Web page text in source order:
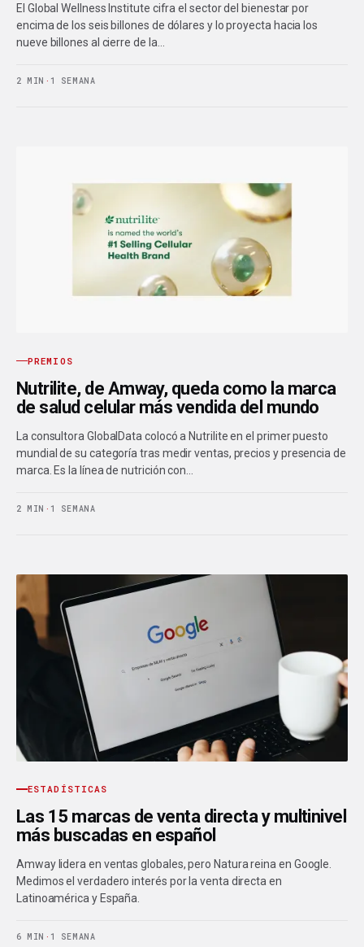
El Global Wellness Institute cifra el sector del bienestar por
encima de los seis billones de dólares y lo proyecta hacia los
nueve billones al cierre de la…
2 MIN · 1 SEMANA
PREMIOS
Nutrilite, de Amway, queda como la marca
de salud celular más vendida del mundo
La consultora GlobalData colocó a Nutrilite en el primer puesto
mundial de su categoría tras medir ventas, precios y presencia de
marca. Es la línea de nutrición con…
2 MIN · 1 SEMANA
ESTADÍSTICAS
Las 15 marcas de venta directa y multinivel
más buscadas en español
Amway lidera en ventas globales, pero Natura reina en Google.
Medimos el verdadero interés por la venta directa en
Latinoamérica y España.
6 MIN · 1 SEMANA